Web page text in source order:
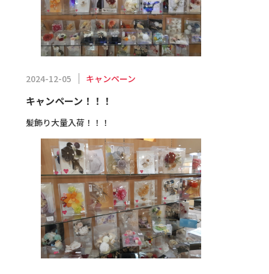
2024-12-05 キャンペーン
キャンペーン！！！
髪飾り大量入荷！！！